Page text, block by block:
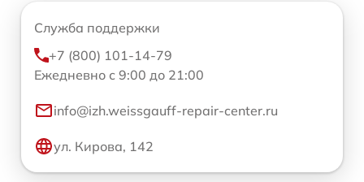
Служба поддержки
+7 (800) 101-14-79
Ежедневно с 9:00 до 21:00
info@izh.weissgauff-repair-center.ru
ул. Кирова, 142